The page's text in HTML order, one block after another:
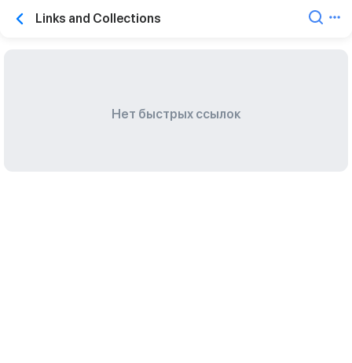
Links and Collections
Нет быстрых ссылок